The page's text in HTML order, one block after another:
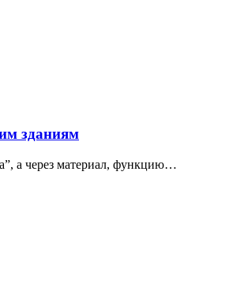
зданиям
а через материал, функцию…